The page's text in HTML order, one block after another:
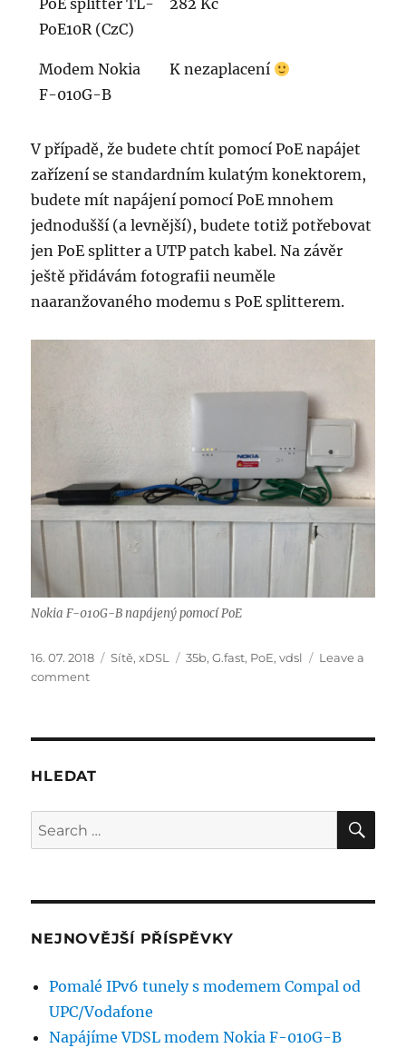
PoE10R (CzC)
Modem Nokia
F-010G-B
K nezaplacení
V případě, že budete chtít pomocí PoE napájet
zařízení se standardním kulatým konektorem,
budete mít napájení pomocí PoE mnohem
jednodušší (a levnější), budete totiž potřebovat
jen PoE splitter a UTP patch kabel. Na závěr
ještě přidávám fotografii neuměle
naaranžovaného modemu s PoE splitterem.
Nokia F-010G-B napájený pomocí PoE
Posted
on
16. 07. 2018 Categories
Sítě,xDSL Tags
35b,G.fast, PoE,vdsl
Leave a
commenton
F-
B
PoE
HLEDAT
Search
for:
NEJNOVĚJŠÍ PŘÍSPĚVKY
Pomalé IPv6 tunely s modemem Compal od
UPC/Vodafone
Napájíme VDSL modem Nokia F-010G-B